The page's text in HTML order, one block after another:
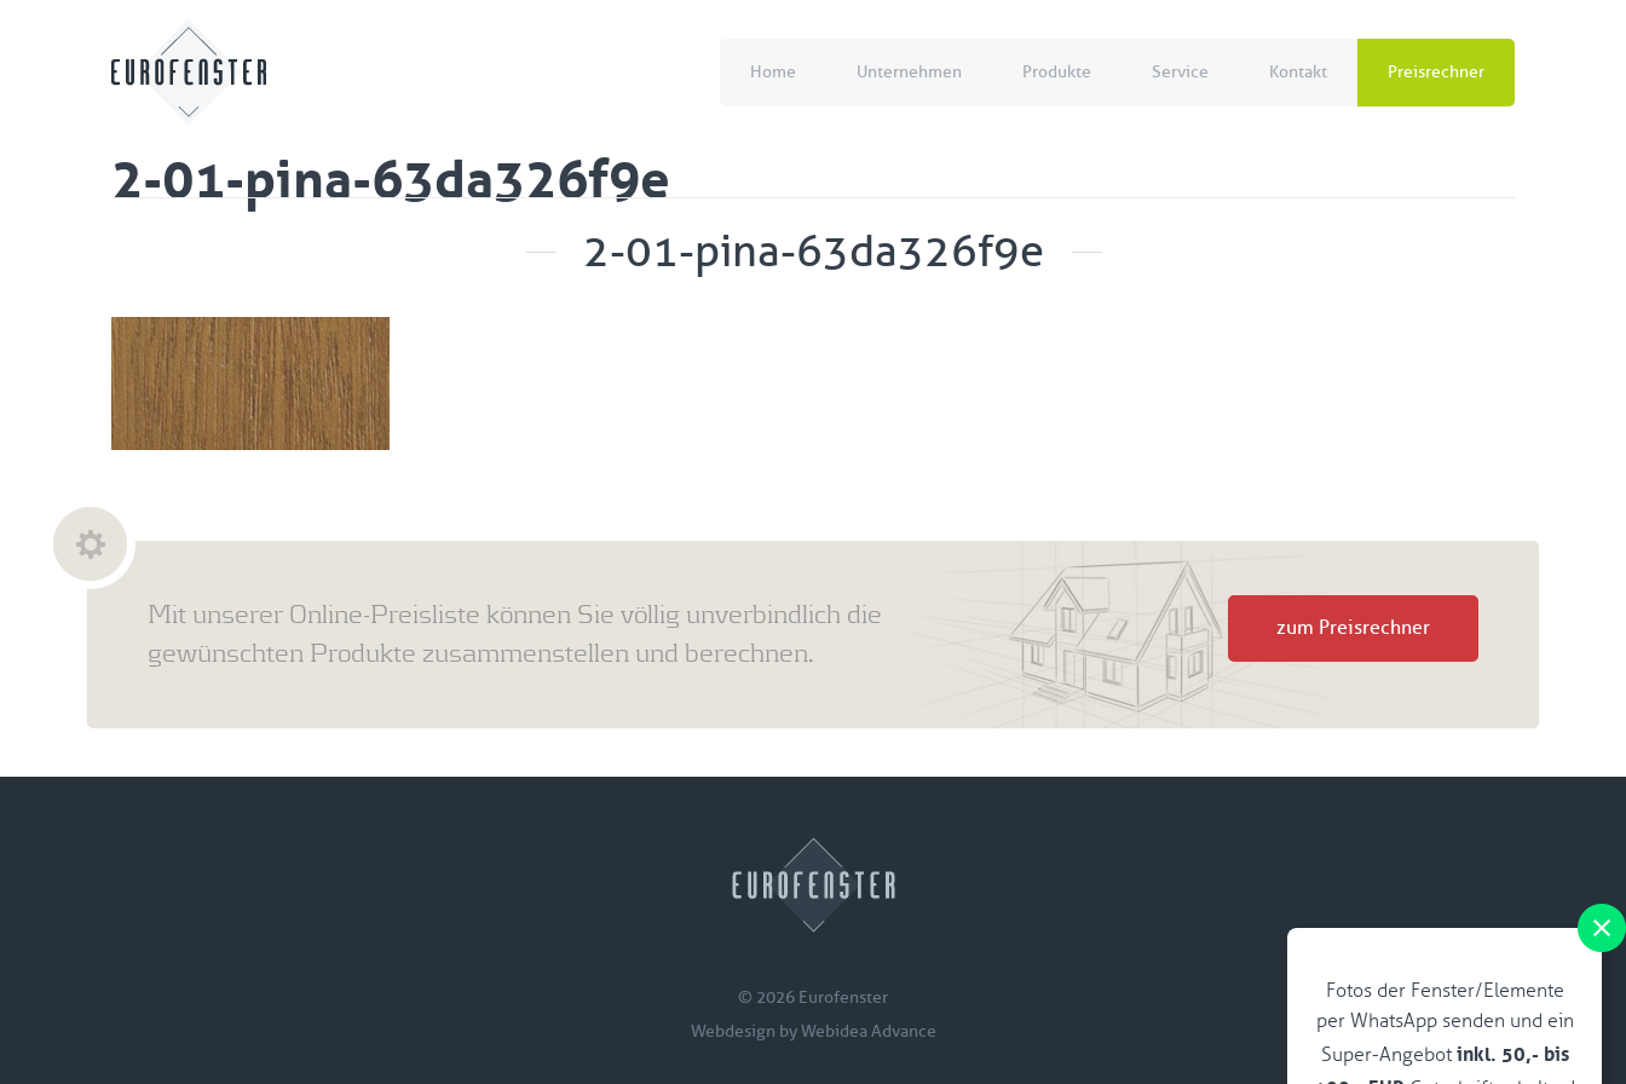
Home Unternehmen Produkte Service Kontakt Preisrechner
2-01-pina-63da326f9e
2-01-pina-63da326f9e
Fotos der Fenster/Elemente
per WhatsApp senden und ein
Super-Angebot inkl. 50,- bis
Mit unserer Online-Preisliste können Sie völlig unverbindlich die
gewünschten Produkte zusammenstellen und berechnen.
zum Preisrechner
© 2026 Eurofenster
Webdesign byWebidea Advance